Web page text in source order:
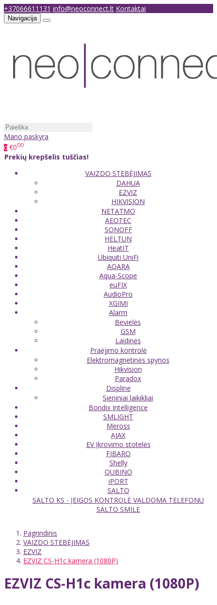
+37066611131 info@neoconnect.lt Kontaktai
Navigacija
Mano paskyra
0 €000
Prekių krepšelis tuščias!
VAIZDO STEBĖJIMAS
DAHUA
EZVIZ
HIKVISION
NETATMO
AEOTEC
SONOFF
HELTUN
HeatIT
Ubiquiti UniFi
AQARA
Aqua-Scope
euFIX
AudioPro
XGIMI
Alarm
Bevielės
GSM
Laidinės
Praėjimo kontrolė
Elektromagnetinės spynos
Hikvision
Paradox
Displine
Sieniniai laikikliai
Bondix Intelligence
SMLIGHT
Meross
AJAX
EV Įkrovimo stotelės
FIBARO
Shelly
QUBINO
iPORT
SALTO
SALTO KS - ĮEIGOS KONTROLĖ VALDOMA TELEFONU
SALTO SMILE
Pagrindinis
VAIZDO STEBĖJIMAS
EZVIZ
EZVIZ CS-H1c kamera (1080P)
EZVIZ CS-H1c kamera (1080P)